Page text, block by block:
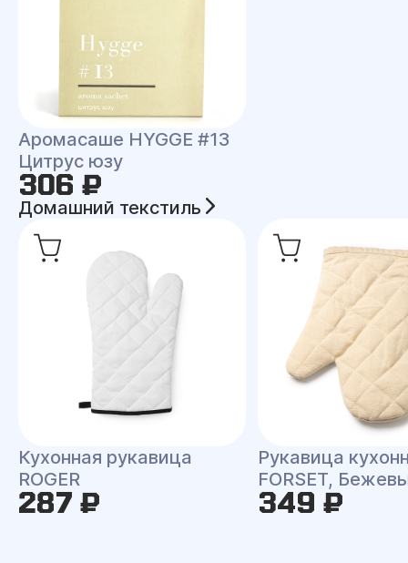
Аромасаше HYGGE #13
Цитрус юзу
306 ₽
Домашний текстиль
Кухонная рукавица
ROGER
287 ₽
Рукавица
FORSET,
349 ₽